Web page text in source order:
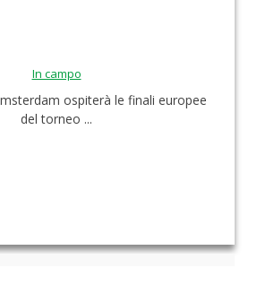
In campo
ospiterà le finali europee
del torneo ...